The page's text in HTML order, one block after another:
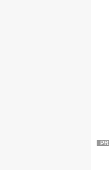
PR